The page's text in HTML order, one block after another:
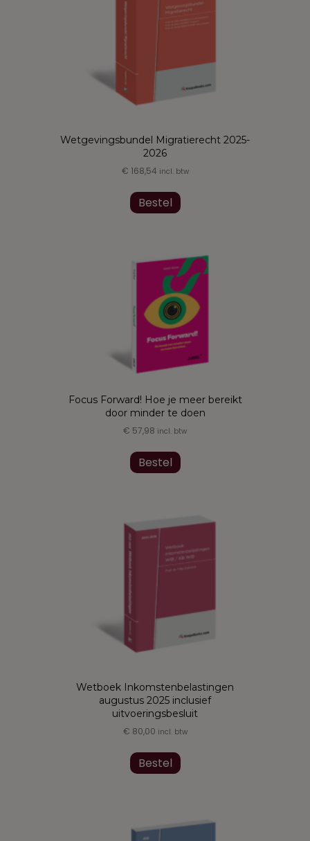
Wetgevingsbundel Migratierecht 2025-
2026
€ 168,54 incl. btw
Bestel
Focus Forward! Hoe je meer bereikt
door minder te doen
€ 57,98 incl. btw
Bestel
Wetboek Inkomstenbelastingen
augustus 2025 inclusief
uitvoeringsbesluit
€ 80,00 incl. btw
Bestel product
optie